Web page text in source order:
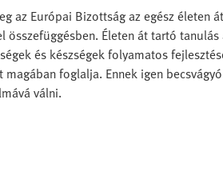
az Európai Bizottság az egész életen
Életen át tartó
és készségek folyamatos
foglalja. Ennek igen
válni.